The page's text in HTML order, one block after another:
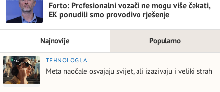
Forto: Profesionalni vozači ne mogu više čekati,
EK ponudili smo provodivo rješenje
Najnovije Popularno
TEHNOLOGIJA
Meta naočale osvajaju svijet, ali izazivaju i veliki strah